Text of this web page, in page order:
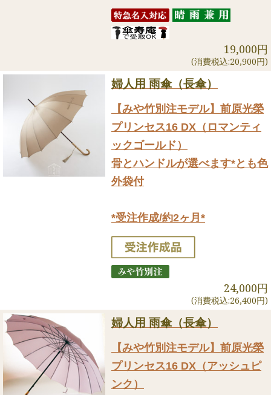
19,000円
(消費税込:20,900円)
婦人用 雨傘（長傘）
【みや竹別注モデル】前原光榮
プリンセス16 DX（ロマンティ
ックゴールド）
骨とハンドルが選べます*とも色
外袋付
*受注作成/約2ヶ月*
24,000円
(消費税込:26,400円)
婦人用 雨傘（長傘）
【みや竹別注モデル】前原光榮
プリンセス16 DX（アッシュピ
ンク）